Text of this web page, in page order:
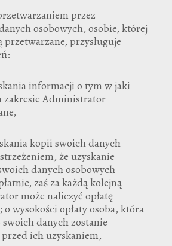
przez
osobowych, osobie, której
przetwarzane, przysługuje
informacji o tym w jaki
zakresie Administrator
kopii swoich danych
że uzyskanie
danych osobowych
zaś za każdą kolejną
może naliczyć opłatę
wysokości opłaty osoba, która
danych zostanie
ich uzyskaniem,